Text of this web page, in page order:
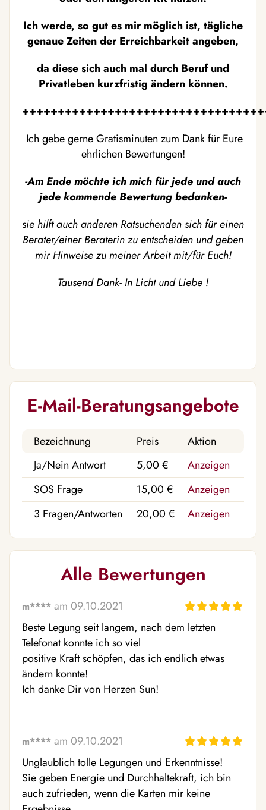
Ich werde, so gut es mir möglich ist, tägliche
genaue Zeiten der Erreichbarkeit angeben,
da diese sich auch mal durch Beruf und
Privatleben kurzfristig ändern können.
Ich gebe gerne Gratisminuten zum Dank für Eure
ehrlichen Bewertungen!
-Am Ende möchte ich mich für jede und auch
jede kommende Bewertung bedanken-
sie hilft auch anderen Ratsuchenden sich für einen
Berater/einer Beraterin zu entscheiden und geben
mir Hinweise zu meiner Arbeit mit/für Euch!
Tausend Dank- In Licht und Liebe !
E-Mail-Beratungsangebote
Bezeichnung Preis
Aktion
Ja/Nein Antwort
5,00 €
Anzeigen
SOS Frage
15,00 €
Anzeigen
3 Fragen/Antworten
20,00 € Anzeigen
Alle Bewertungen
m**** am 09.10.2021
Beste Legung seit langem, nach dem letzten
Telefonat konnte ich so viel
positive Kraft schöpfen, das ich endlich etwas
ändern konnte!
Ich danke Dir von Herzen Sun!
m**** am 09.10.2021
Unglaublich tolle Legungen und Erkenntnisse!
Sie geben Energie und Durchhaltekraft, ich bin
auch zufrieden, wenn die Karten mir keine